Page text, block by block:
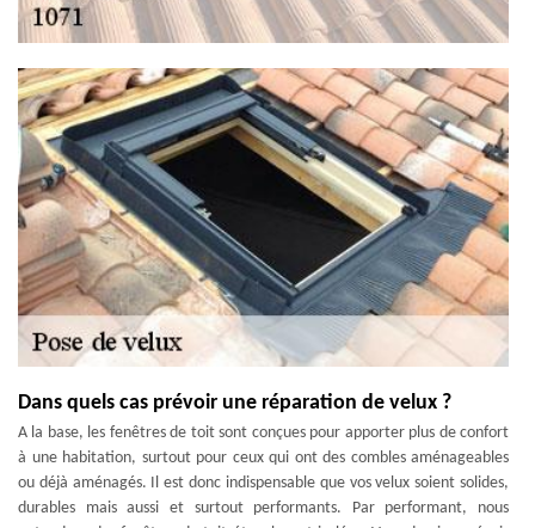
Dans quels cas prévoir une réparation de velux ?
A la base, les fenêtres de toit sont conçues pour apporter plus de confort
à une habitation, surtout pour ceux qui ont des combles aménageables
ou déjà aménagés. Il est donc indispensable que vos velux soient solides,
durables mais aussi et surtout performants. Par performant, nous